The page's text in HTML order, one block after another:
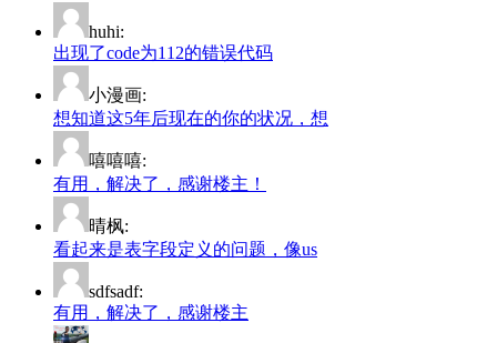
huhi:
出现了code为112的错误代码
小漫画:
想知道这5年后现在的你的状况，想
嘻嘻嘻:
有用，解决了，感谢楼主！
晴枫:
看起来是表字段定义的问题，像us
sdfsadf:
有用，解决了，感谢楼主